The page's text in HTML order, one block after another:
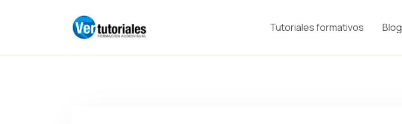
Tutoriales formativos Blog